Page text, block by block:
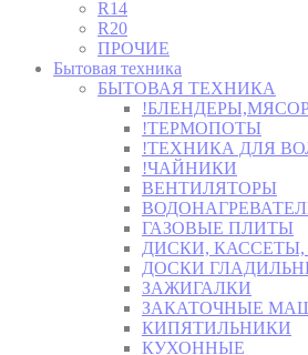
R14
R20
ПРОЧИЕ
Бытовая техника
БЫТОВАЯ ТЕХНИКА
!ТЕРМОПОТЫ
!ТЕХНИКА ДЛЯ
!ЧАЙНИКИ
ВЕНТИЛЯТОРЫ
ГАЗОВЫЕ ПЛИТЫ
ДИСКИ,
ДОСКИ
ЗАЖИГАЛКИ
ЗАКАТОЧНЫЕ
КИПЯТИЛЬНИКИ
КУХОННЫЕ